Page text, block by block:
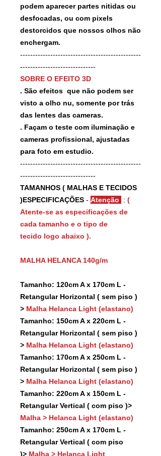
podem aparecer partes nitidas ou
desfocadas, ou com pixels
destorcidos que nossos olhos não
enchergam.
------------------------------------------------
------------------------------
SOBRE O EFEITO 3D
. São efeitos que não podem ser
visto a olho nu, somente por trás
das lentes das cameras.
. Façam o teste com iluminação e
cameras profissional, ajustadas
para foto em estudio.
------------------------------------------------
------------------------------
TAMANHOS ( MALHAS E TECIDOS
)ESPECIFICAÇÕES - Atenção : (
Atente-se as especificações de
cada tamanho e o tipo de
tecido logo abaixo ).
MALHA HELANCA 140g/m
Tamanho: 120cm A x 170cm L -
Retangular Horizontal ( sem piso )
> Malha Helanca Light (elastano)
Tamanho: 150cm A x 220cm L -
Retangular Horizontal ( sem piso )
> Malha Helanca Light (elastano)
Tamanho: 170cm A x 250cm L -
Retangular Horizontal ( sem piso )
> Malha Helanca Light (elastano)
Tamanho: 220cm A x 150cm L -
Retangular Vertical ( com piso )>
Malha > Helanca Light (elastano)
Tamanho: 250cm A x 170cm L -
Retangular Vertical ( com piso
)> Malha > Helanca Light